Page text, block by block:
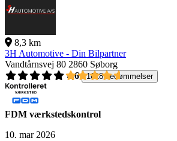
8,3 km
3H Automotive - Din Bilpartner
Vandtårnsvej 80 2860 Søborg
4,6
1618 bedømmelser
FDM værkstedskontrol
10. mar 2026